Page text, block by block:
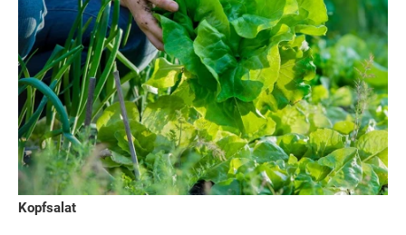
Kopfsalat